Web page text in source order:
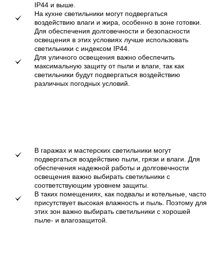
IP44 и выше.
На кухне светильники могут подвергаться
воздействию влаги и жира, особенно в зоне готовки.
Для обеспечения долговечности и безопасности
освещения в этих условиях лучше использовать
светильники с индексом IP44.
Для уличного освещения важно обеспечить
максимальную защиту от пыли и влаги, так как
светильники будут подвергаться воздействию
различных погодных условий.
В гаражах и мастерских светильники могут
подвергаться воздействию пыли, грязи и влаги. Для
обеспечения надежной работы и долговечности
освещения важно выбирать светильники с
соответствующим уровнем защиты.
В таких помещениях, как подвалы и котельные, часто
присутствует высокая влажность и пыль. Поэтому для
этих зон важно выбирать светильники с хорошей
пыле- и влагозащитой.